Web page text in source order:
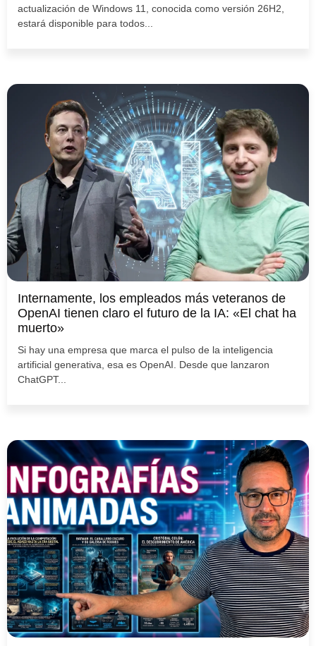
actualización de Windows 11, conocida como versión 26H2,
estará disponible para todos...
Internamente, los empleados más veteranos de
OpenAI tienen claro el futuro de la IA: «El chat ha
muerto»
Si hay una empresa que marca el pulso de la inteligencia
artificial generativa, esa es OpenAI. Desde que lanzaron
ChatGPT...